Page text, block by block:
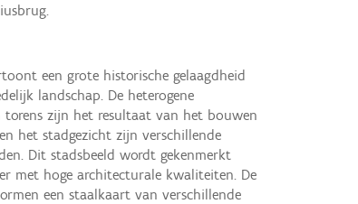
een grote historische gelaagdheid
landschap. De heterogene
zijn het resultaat van het bouwen
het stadgezicht zijn verschillende
Dit stadsbeeld wordt gekenmerkt
met hoge architecturale kwaliteiten. De
een staalkaart van verschillende